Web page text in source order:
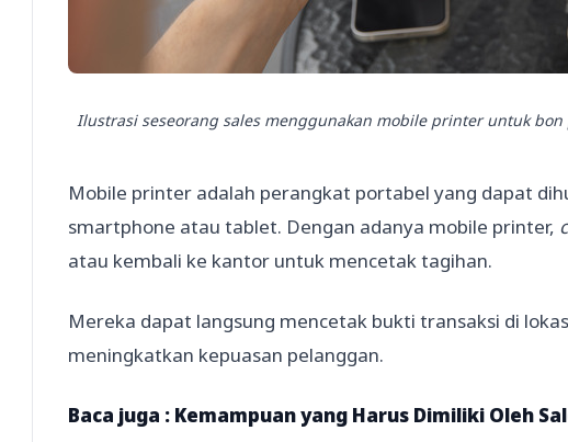
Ilustrasi seseorang sales menggunakan mobile printer untuk bon
Mobile printer adalah perangkat portabel yang dapat
smartphone atau tablet. Dengan adanya mobile printer,
atau kembali ke kantor untuk mencetak tagihan.
Mereka dapat langsung mencetak bukti transaksi di
meningkatkan kepuasan pelanggan.
Baca juga : Kemampuan yang Harus Dimiliki Oleh